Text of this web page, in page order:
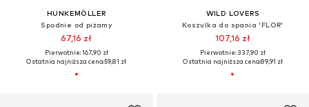
HUNKEMÖLLER
Spodnie od piżamy
67,16 zł
Pierwotnie: 167,90 zł
Ostatnia najniższa cena:59,81 zł
WILD LOVERS
Koszulka do spania 'FLOR'
107,16 zł
Pierwotnie: 337,90 zł
Ostatnia najniższa cena:89,91 zł